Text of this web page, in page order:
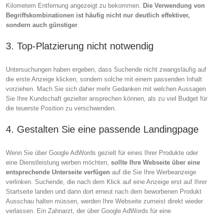
Kilometern Entfernung angezeigt zu bekommen. Die Verwendung von
Begriffskombinationen ist häufig nicht nur deutlich effektiver,
sondern auch günstiger
3. Top-Platzierung nicht notwendig
Untersuchungen haben ergeben, dass Suchende nicht zwangsläufig auf
die erste Anzeige klicken, sondern solche mit einem passenden Inhalt
vorziehen. Mach Sie sich daher mehr Gedanken mit welchen Aussagen
Sie Ihre Kundschaft gezielter ansprechen können, als zu viel Budget für
die teuerste Position zu verschwenden.
4. Gestalten Sie eine passende Landingpage
Wenn Sie über Google AdWords gezielt für eines Ihrer Produkte oder
eine Dienstleistung werben möchten, sollte Ihre Webseite über eine
entsprechende Unterseite verfügen auf die Sie Ihre Werbeanzeige
verlinken. Suchende, die nach dem Klick auf eine Anzeige erst auf Ihrer
Startseite landen und dann dort erneut nach dem beworbenen Produkt
Ausschau halten müssen, werden Ihre Webseite zumeist direkt wieder
verlassen. Ein Zahnarzt, der über Google AdWords für eine